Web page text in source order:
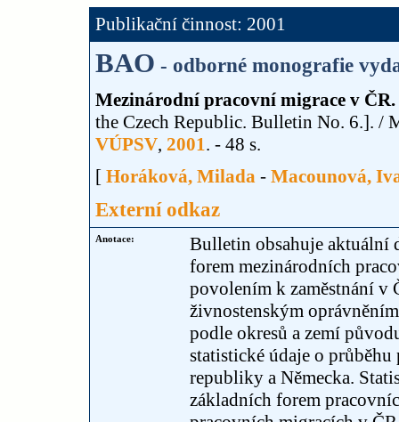
Publikační činnost: 2001
BAO - odborné monografie
Mezinárodní pracovní migrace v
the Czech Republic. Bulletin No. 6.]. /
VÚPSV, 2001. - 48 s.
[ Horáková, Milada - Macounová,
Externí odkaz
Anotace:
Bulletin obsahuje aktuální
forem mezinárodních
povolením k zaměstnání v
živnostenským
podle okresů a zemí
statistické údaje o
republiky a Německa.
základních forem